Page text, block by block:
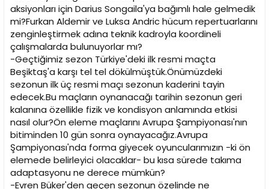
aksiyonları için Darius Songaila'ya bağımlı hale gelmedik
mi?Furkan Aldemir ve Luksa Andric hücum repertuarlarını
zenginleştirmek adına teknik kadroyla koordineli
çalışmalarda bulunuyorlar mı?
-Geçtiğimiz sezon Türkiye'deki ilk resmi maçta
Beşiktaş'a karşı tel tel dökülmüştük.Önümüzdeki
sezonun ilk üç resmi maçı sezonun kaderini tayin
edecek.Bu maçların oynanacağı tarihin sezonun geri
kalanına özellikle fizik ve kondisyon anlamında etkisi
nasıl olur?Ön eleme maçlarını Avrupa Şampiyonası'nın
bitiminden 10 gün sonra oynayacağız.Avrupa
Şampiyonası'nda forma giyecek oyuncularımızın -ki ön
elemede belirleyici olacaklar- bu kısa sürede takıma
adaptasyonu ne derece mümkün?
-Evren Büker'den geçen sezonun özelinde ne